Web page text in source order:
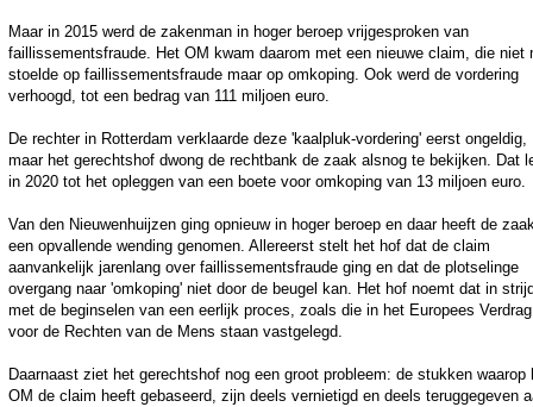
Maar in 2015 werd de zakenman in hoger beroep vrijgesproken van
faillissementsfraude. Het OM kwam daarom met een nieuwe claim, die niet
stoelde op faillissementsfraude maar op omkoping. Ook werd de vordering
verhoogd, tot een bedrag van 111 miljoen euro.
De rechter in Rotterdam verklaarde deze 'kaalpluk-vordering' eerst ongeldig,
maar het gerechtshof dwong de rechtbank de zaak alsnog te bekijken. Dat
in 2020 tot het opleggen van een boete voor omkoping van 13 miljoen euro.
Van den Nieuwenhuijzen ging opnieuw in hoger beroep en daar heeft de
een opvallende wending genomen. Allereerst stelt het hof dat de claim
aanvankelijk jarenlang over faillissementsfraude ging en dat de plotselinge
overgang naar 'omkoping' niet door de beugel kan. Het hof noemt dat in
met de beginselen van een eerlijk proces, zoals die in het Europees Verdrag
voor de Rechten van de Mens staan vastgelegd.
Daarnaast ziet het gerechtshof nog een groot probleem: de stukken waarop
OM de claim heeft gebaseerd, zijn deels vernietigd en deels teruggegeven